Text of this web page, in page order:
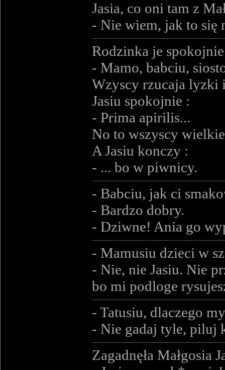
Jasia, co oni tam z
- Nie wiem, jak to się
Rodzinka je
- Mamo, babciu,
Wzyscy rzucaja lyzki
Jasiu spokojnie :
- Prima apirilis...
No to wszyscy
A Jasiu konczy :
- ... bo w piwnicy.
- Babciu, jak ci
- Bardzo dobry.
- Dziwne! Ania go
- Mamusiu dzieci w
- Nie, nie Jasiu. Nie
bo mi podloge
- Tatusiu, dlaczego
- Nie gadaj tyle, piluj
Zagadnęła Małgosia